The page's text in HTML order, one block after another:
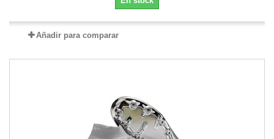
Añadir para comparar